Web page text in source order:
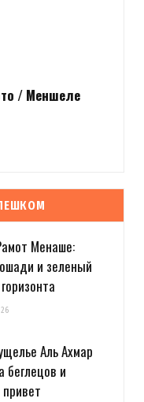
/ Меншеле
Менаше:
и зеленый
Аль Ахмар
и